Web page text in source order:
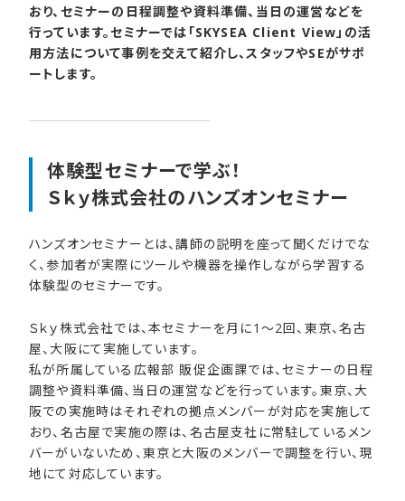
おり、セミナーの日程調整や資料準備、当日の運営などを
行っています。セミナーでは「SKYSEA Client View」の活
用方法について事例を交えて紹介し、スタッフやSEがサポ
ートします。
体験型セミナーで​学ぶ！​
Ｓｋｙ株式会社の​ハンズオンセミナー
ハンズオンセミナーとは、講師の説明を座って聞くだけでな
く、参加者が実際にツールや機器を操作しながら学習する
体験型のセミナーです。
Ｓｋｙ株式会社では、本セミナーを月に1～2回、東京、名古
屋、大阪にて実施しています。
私が所属している広報部 販促企画課では、セミナーの日程
調整や資料準備、当日の運営などを行っています。東京、大
阪での実施時はそれぞれの拠点メンバーが対応を実施して
おり、名古屋で実施の際は、名古屋支社に常駐しているメン
バーがいないため、東京と大阪のメンバーで調整を行い、現
地にて対応しています。